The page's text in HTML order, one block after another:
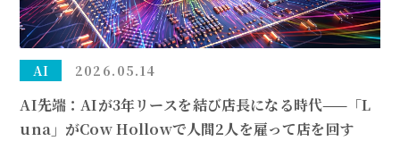
AI 2026.05.14
AI先端：AIが3年リースを結び店長になる時代——「L
una」がCow Hollowで人間2人を雇って店を回す